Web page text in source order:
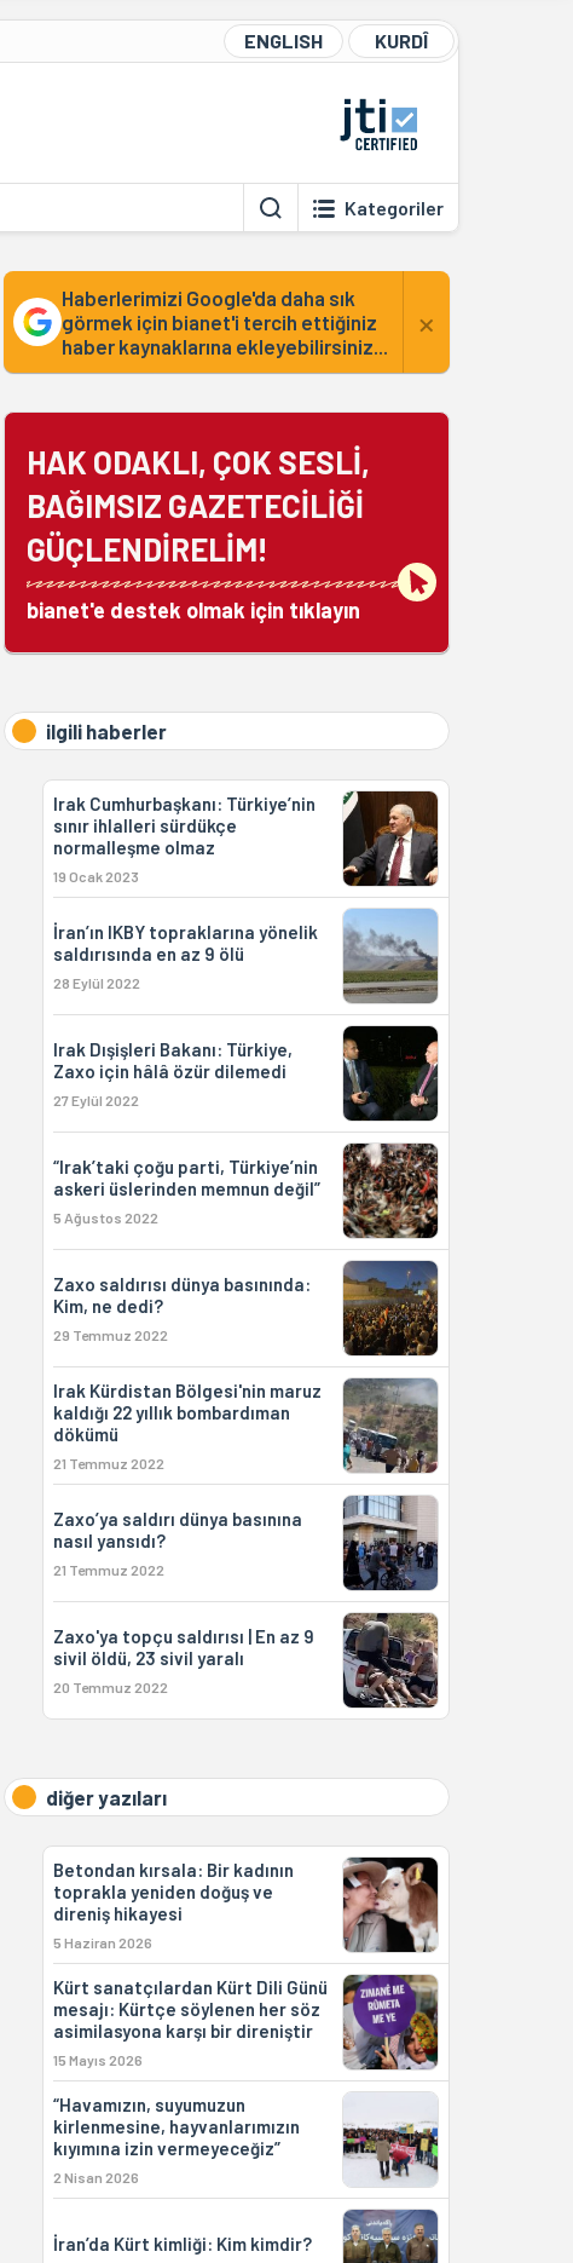
ENGLISH KURDÎ
Kategoriler
Haberlerimizi Google'da daha sık
görmek için bianet'i tercih ettiğiniz
haber kaynaklarına ekleyebilirsiniz...
×
HAK ODAKLI, ÇOK SESLİ,
BAĞIMSIZ GAZETECİLİĞİ
GÜÇLENDİRELİM!
bianet'e destek olmak için tıklayın
ilgili haberler
Irak Cumhurbaşkanı: Türkiye’nin
sınır ihlalleri sürdükçe
normalleşme olmaz
19 Ocak 2023
İran’ın IKBY topraklarına yönelik
saldırısında en az 9 ölü
28 Eylül 2022
Irak Dışişleri Bakanı: Türkiye,
Zaxo için hâlâ özür dilemedi
27 Eylül 2022
“Irak’taki çoğu parti, Türkiye’nin
askeri üslerinden memnun değil”
5 Ağustos 2022
Zaxo saldırısı dünya basınında:
Kim, ne dedi?
29 Temmuz 2022
Irak Kürdistan Bölgesi'nin maruz
kaldığı 22 yıllık bombardıman
dökümü
21 Temmuz 2022
Zaxo’ya saldırı dünya basınına
nasıl yansıdı?
21 Temmuz 2022
Zaxo'ya topçu saldırısı | En az 9
sivil öldü, 23 sivil yaralı
20 Temmuz 2022
diğer yazıları
Betondan kırsala: Bir kadının
toprakla yeniden doğuş ve
direniş hikayesi
5 Haziran 2026
Kürt sanatçılardan Kürt Dili Günü
mesajı: Kürtçe söylenen her söz
asimilasyona karşı bir direniştir
15 Mayıs 2026
“Havamızın, suyumuzun
kirlenmesine, hayvanlarımızın
kıyımına izin vermeyeceğiz”
2 Nisan 2026
İran’da Kürt kimliği: Kim kimdir?